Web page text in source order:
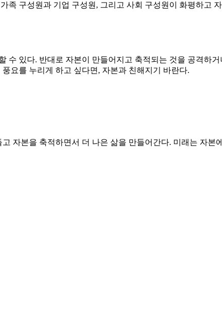
족 구성원과 기업 구성원, 그리고 사회 구성원이 화평하고
수 있다. 반대로 자본이 만들어지고 축적되는 것을 공격하
요를 누리게 하고 싶다면, 자본과 친해지기 바란다.
자본을 축적하면서 더 나은 삶을 만들어간다. 미래는 자본